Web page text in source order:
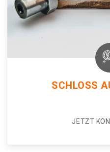
SCHLOSS
JETZT